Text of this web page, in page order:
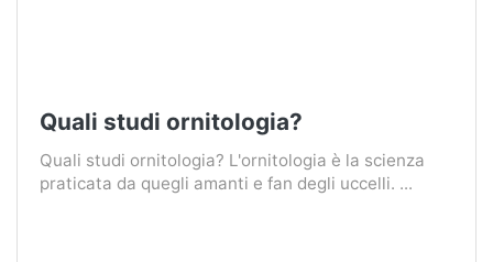
Quali studi ornitologia?
Quali studi ornitologia? L'ornitologia è la scienza
praticata da quegli amanti e fan degli uccelli. ...